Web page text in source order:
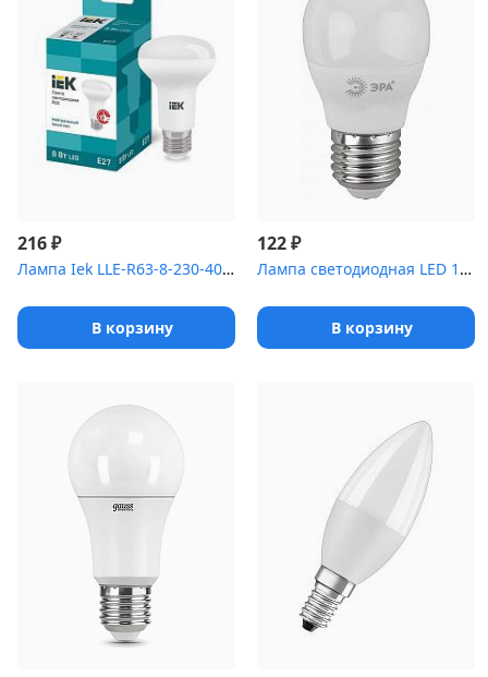
216₽
Лампа Iek LLE-R63-8-230-40-E27 светодиодная ECO R63 рефлектор 8Вт...
В корзину
122₽
Лампа светодиодная LED 11Вт Е27 4000К smd P45-11w-840-E27 | Б0032...
В корзину